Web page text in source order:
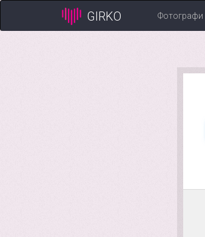
GIRKO Фотографи